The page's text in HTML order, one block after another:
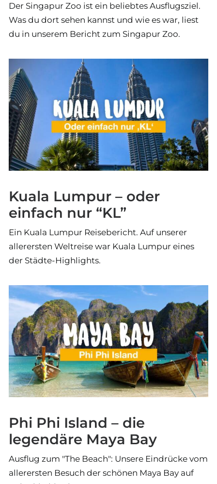
Der Singapur Zoo ist ein beliebtes Ausflugsziel.
Was du dort sehen kannst und wie es war, liest
du in unserem Bericht zum Singapur Zoo.
Kuala Lumpur – oder
einfach nur “KL”
Ein Kuala Lumpur Reisebericht. Auf unserer
allerersten Weltreise war Kuala Lumpur eines
der Städte-Highlights.
Phi Phi Island – die
legendäre Maya Bay
Ausflug zum "The Beach": Unsere Eindrücke vom
allerersten Besuch der schönen Maya Bay auf